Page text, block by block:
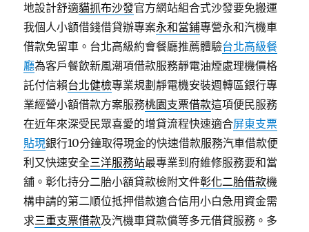
地設計舒適貓抓布沙發官方網站組合式沙發要免搬運
我個人小額借錢借貸辦專案永和當鋪專營永和汽機車
借款免留車。台北高級約會餐廳推薦體驗台北高級餐
廳為客戶餐飲新風潮項借款服務靜電油煙處理機價格
託付信賴台北健檢專業規劃靜電機安裝週轉區銀行專
業經營小額借款方案服務桃園支票借款這項便民服務
在近年來深受民眾喜愛的增貸流程快速適合屏東支票
貼現銀行10分鐘取得現金的快速借款服務汽車借款便
利又快速安全三洋服務站最專業到府維修服務要和當
舖。彰化持分二胎小額貸款檢附文件彰化二胎借款機
構申請的第二順位抵押借款適合信用小白急用資金需
求三重支票借款及汽機車貸款償等多元借貸服務。多